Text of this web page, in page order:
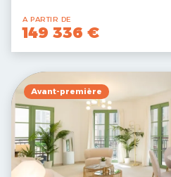
A PARTIR DE
149 336 €
Avant-première